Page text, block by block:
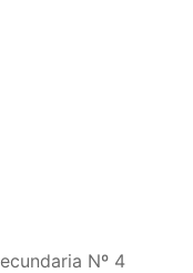
Nº 4